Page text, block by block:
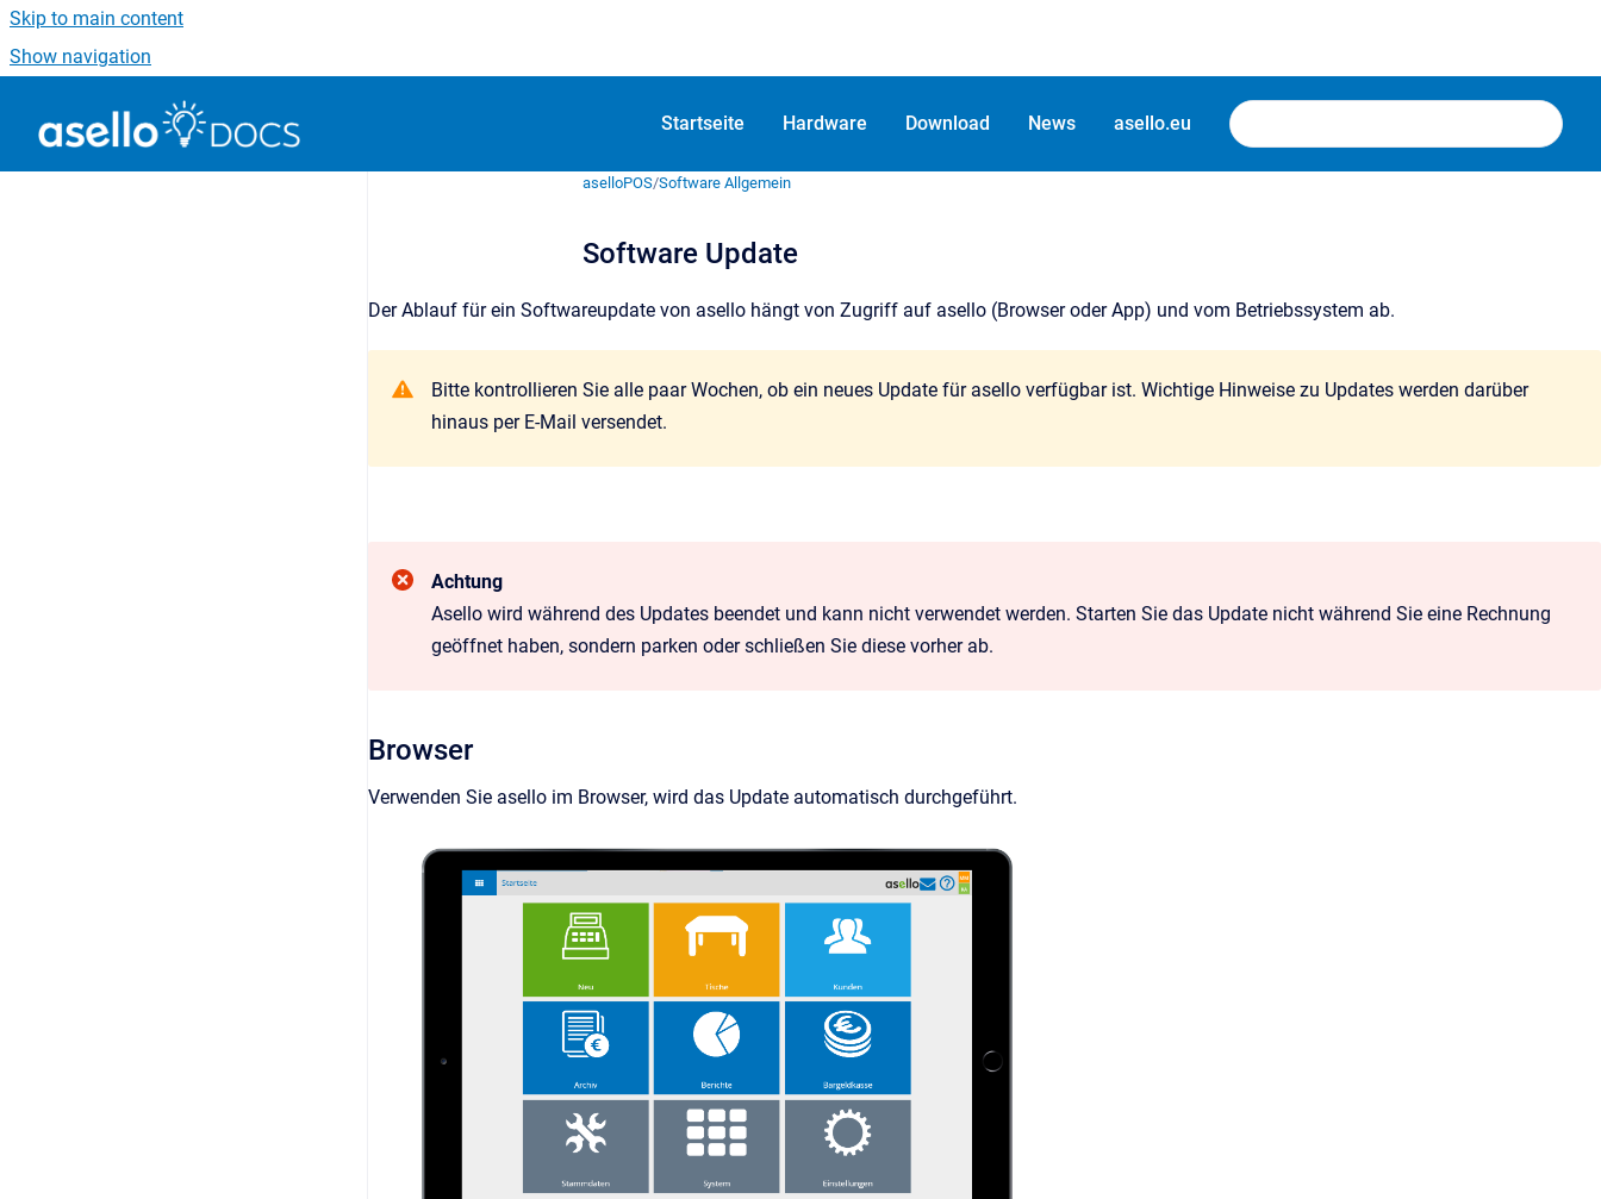
Skip to main content
Show navigation
Startseite Hardware Download News asello.eu
aselloPOS/Software Allgemein
Software Update
Der Ablauf für ein Softwareupdate von asello hängt von Zugriff auf asello (Browser oder App) und vom Betriebssystem ab.
Bitte kontrollieren Sie alle paar Wochen, ob ein neues Update für asello verfügbar ist. Wichtige Hinweise zu Updates werden darüber
hinaus per E-Mail versendet.
Achtung
Asello wird während des Updates beendet und kann nicht verwendet werden. Starten Sie das Update nicht während Sie eine Rechnung
geöffnet haben, sondern parken oder schließen Sie diese vorher ab.
Browser
Verwenden Sie asello im Browser, wird das Update automatisch durchgeführt.